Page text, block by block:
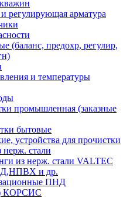
регулирующая арматура
(баланс, предохр, регулир,
и температуры
промышленная (заказные
бытовые
устройства для прочистки
стали
из нерж. стали VALTEC
и др.
ПНД
КОРСИС